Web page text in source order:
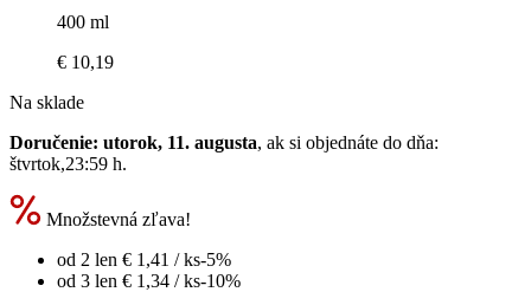
400 ml
€ 10,19
Na sklade
Doručenie: utorok, 11. augusta, ak si objednáte do dňa:
štvrtok,23:59 h.
Množstevná zľava!
od 2 len € 1,41 / ks-5%
od 3 len € 1,34 / ks-10%